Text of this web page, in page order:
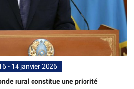
- 14 janvier 2026
rural constitue une priorité